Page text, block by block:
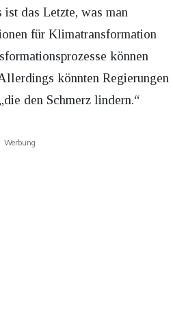
ist das Letzte, was man
für Klimatransformation
können
könnten Regierungen
den Schmerz lindern.“
Werbung